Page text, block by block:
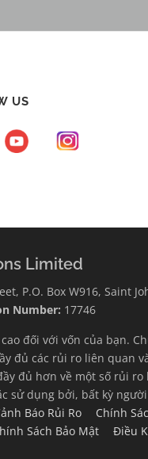
US
Limited
P.O. Box W916, Saint
Number: 17746
đối với vốn của bạn.
đủ các rủi ro liên quan
đủ hơn về một số rủi
sử dụng bởi, bất kỳ
Báo Rủi Ro Chính
Sách Bảo Mật Điều